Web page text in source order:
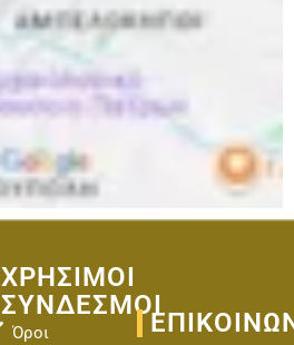
ΧΡΗΣΙΜΟΙ
ΣΥΝΔΕΣΜΟΙ
Όροι